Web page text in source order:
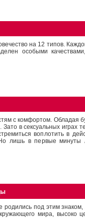
на 12 типов.
особыми
с комфортом. Обладая
в сексуальных играх
воплотить в
Но лишь в первые
родились под этим
мира, высоко